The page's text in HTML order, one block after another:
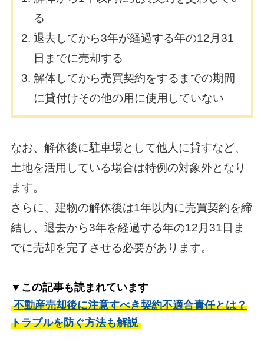
る
退去してから3年が経過する年の12月31
日までに売却する
解体してから売買契約をするまでの期間
に貸付けその他の用に使用していない
なお、解体後に駐車場として他人に貸すなど、
土地を活用している場合は特例の対象外となり
ます。
さらに、建物の解体後は1年以内に売買契約を締
結し、退去から3年を経過する年の12月31日ま
でに売却を完了させる必要があります。
▼この記事も読まれています
不動産売却後に注意すべき契約不適合責任とは？
トラブルを防ぐ方法も解説